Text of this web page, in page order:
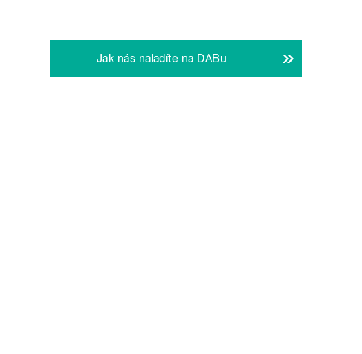
Jak nás naladíte na DABu